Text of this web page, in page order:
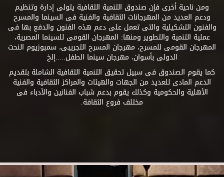
ومن ناحية أخرى فإن صندوق التنمية الثقافية يتولى إدارة وتنظيم
ودعم العديد من المهرجانات الثقافية والفنية فى السينما والمسرح
والفنون التشكيلية والتى تعمل على دعم هذه الفنون والدفع بها فى
عملية التنمية والتطوير ومنها: المهرجان القومى للسينما المصرية،
المهرجان القومى للمسرح، مهرجان المسرح التجريبى، سمبوزيوم النحت
الدولى بأسوان، مهرجان سينما الطفل.....إلخ
كما يقوم الصندوق فى سبيل تحقيق التنمية الثقافية الشاملة بتقديم
الدعم المادى للعديد من الجهات والهيئات والمراكز الثقافية والفنية
الأهلية والحكومية وكذلك يقوم بدعم شباب الفنانين والأدباء فى
مختلف فروع الثقافة.